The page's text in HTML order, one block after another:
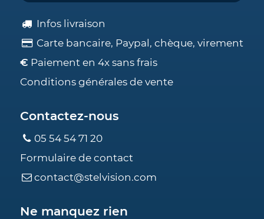
Infos livraison
Carte bancaire, Paypal, chèque, virement
€ Paiement en 4x sans frais
Conditions générales de vente
Contactez-nous
05 54 54 71 20
Formulaire de contact
contact@stelvision.com
Ne manquez rien